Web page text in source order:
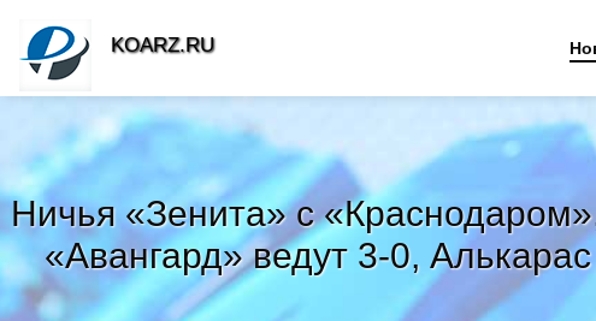
Ничья «Зенита» с
«Авангард» ведут 3-0,
KOARZ.RU